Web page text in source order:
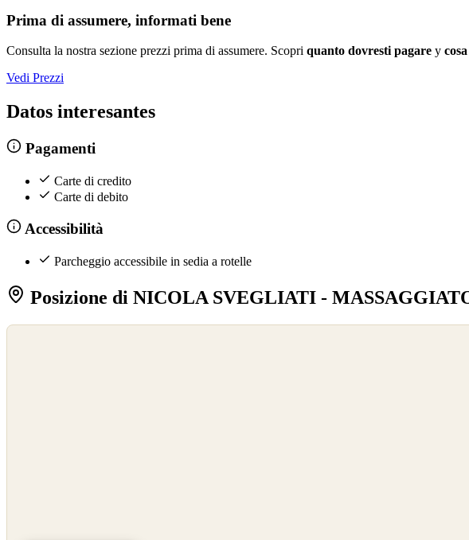
Prima di assumere, informati bene
Consulta la nostra sezione prezzi prima di assumere. Scopri quanto dovresti pagare y
Vedi Prezzi
Datos interesantes
Pagamenti
Carte di credito
Carte di debito
Accessibilità
Parcheggio accessibile in sedia a rotelle
Posizione di NICOLA SVEGLIATI -